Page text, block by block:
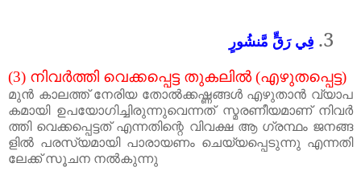
3. فِي رَقٍّ مَّنشُورٍ
(3) നിവർത്തി വെക്കപ്പെട്ട തുകലിൽ(എഴുതപ്പെട്ട)
മുൻ കാലത്ത് നേരിയ തോൽക്കഷ്ണങ്ങൾ എഴുതാൻ വ്യാപ
കമായി ഉപയോഗിച്ചിരുന്നുവെന്നത് സ്മരണീയമാണ് നിവർ
ത്തി വെക്കപ്പെട്ടത് എന്നതിന്റെ വിവക്ഷ ആ ഗ്രന്ഥം ജനങ്ങ
ളിൽ പരസ്യമായി പാരായണം ചെയ്യപ്പെടുന്നു എന്നതി
ലേക്ക് സൂചന നൽകുന്നു